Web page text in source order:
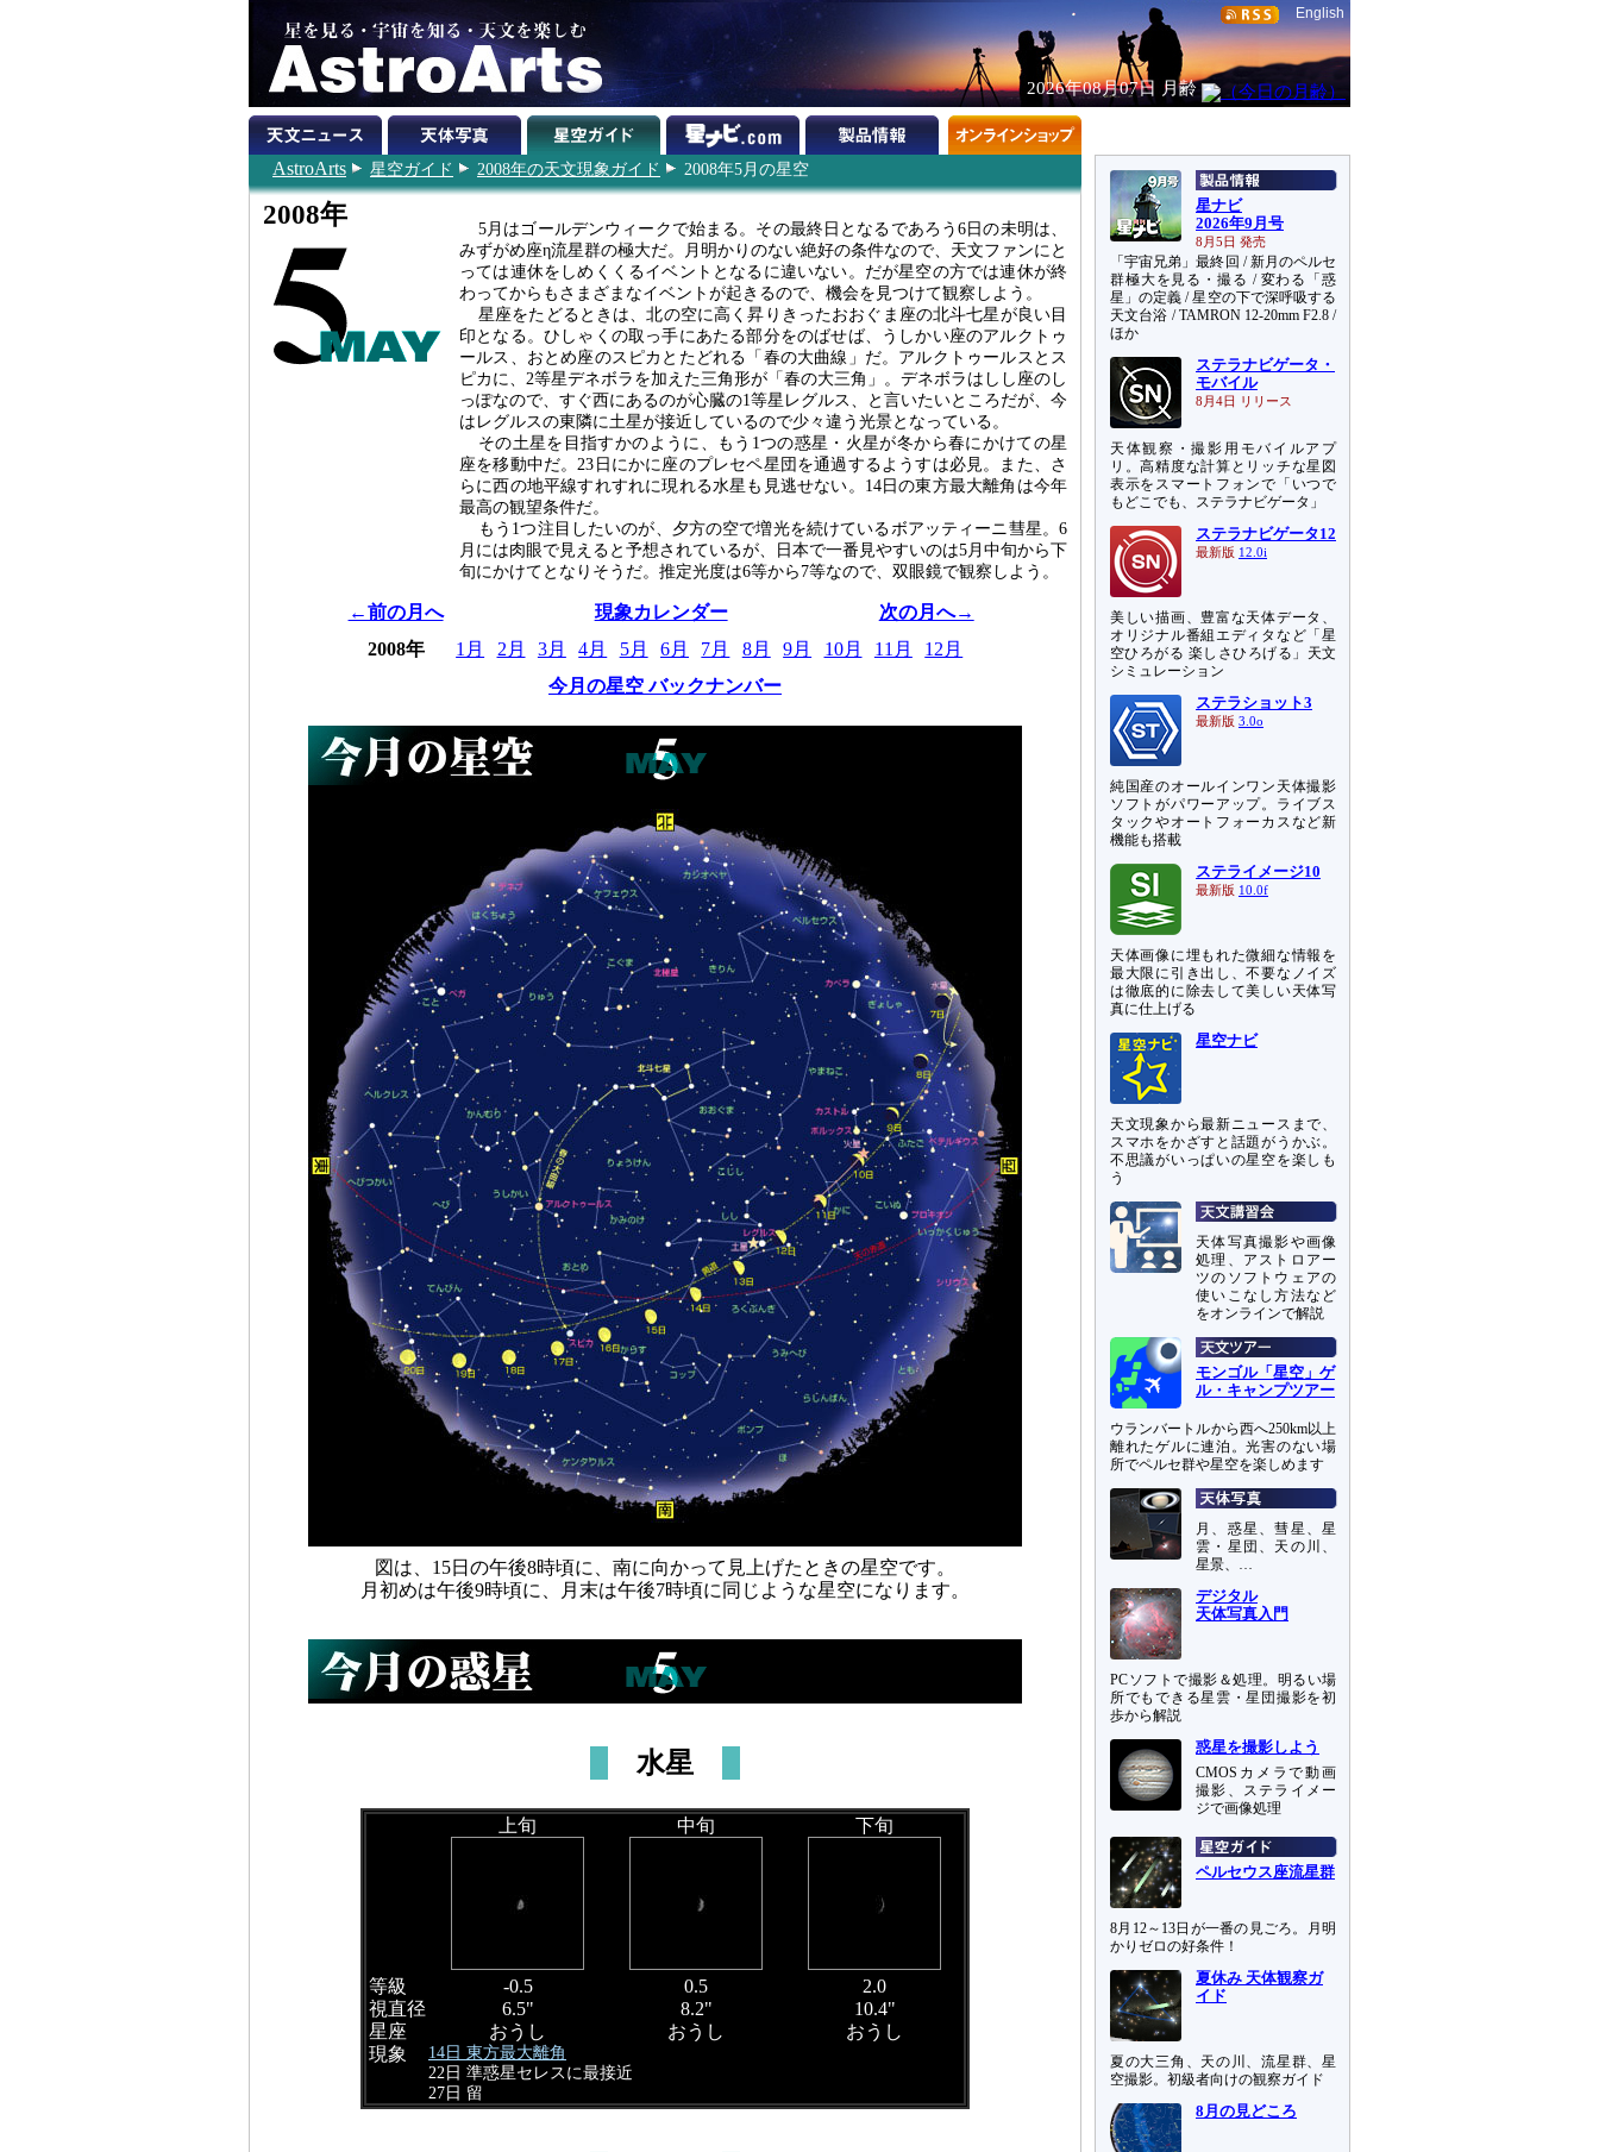
English
2026年08月07日 月齢
AstroArts 星空ガイド 2008年の天文現象ガイド 2008年5月の星空
2008年
5月はゴールデンウィークで始まる。その最終日となるであろう6日の未明は、
みずがめ座η流星群の極大だ。月明かりのない絶好の条件なので、天文ファンにと
っては連休をしめくくるイベントとなるに違いない。だが星空の方では連休が終
わってからもさまざまなイベントが起きるので、機会を見つけて観察しよう。
星座をたどるときは、北の空に高く昇りきったおおぐま座の北斗七星が良い目
印となる。ひしゃくの取っ手にあたる部分をのばせば、うしかい座のアルクトゥ
ールス、おとめ座のスピカとたどれる「春の大曲線」だ。アルクトゥールスとス
ピカに、2等星デネボラを加えた三角形が「春の大三角」。デネボラはしし座のし
っぽなので、すぐ西にあるのが心臓の1等星レグルス、と言いたいところだが、今
はレグルスの東隣に土星が接近しているので少々違う光景となっている。
その土星を目指すかのように、もう1つの惑星・火星が冬から春にかけての星
座を移動中だ。23日にかに座のプレセペ星団を通過するようすは必見。また、さ
らに西の地平線すれすれに現れる水星も見逃せない。14日の東方最大離角は今年
最高の観望条件だ。
もう1つ注目したいのが、夕方の空で増光を続けているボアッティーニ彗星。6
月には肉眼で見えると予想されているが、日本で一番見やすいのは5月中旬から下
旬にかけてとなりそうだ。推定光度は6等から7等なので、双眼鏡で観察しよう。
←前の月へ 現象カレンダー
次の月へ→
2008年
1月 2月 3月 4月 5月 6月 7月 8月 9月 10月 11月
12月
今月の星空 バックナンバー
図は、15日の午後8時頃に、南に向かって見上げたときの星空です。
月初めは午後9時頃に、月末は午後7時頃に同じような星空になります。
水星
上旬 中旬 下旬
等級 -0.5 0.5
2.0
視直径
6.5" 8.2"
10.4"
星座
おうし おうし
おうし
現象
14日 東方最大離角
22日 準惑星セレスに最接近
27日 留
星ナビ
2026年9月号
8月5日 発売
「宇宙兄弟」最終回 / 新月のペルセ
群極大を見る・撮る / 変わる「惑
星」の定義 / 星空の下で深呼吸する
天文台浴 / TAMRON 12-20mm F2.8 /
ほか
ステラナビゲータ・
モバイル
8月4日 リリース
天体観察・撮影用モバイルアプ
リ。高精度な計算とリッチな星図
表示をスマートフォンで「いつで
もどこでも、ステラナビゲータ」
ステラナビゲータ12
最新版 12.0i
美しい描画、豊富な天体データ、
オリジナル番組エディタなど「星
空ひろがる 楽しさひろげる」天文
シミュレーション
ステラショット3
最新版 3.0o
純国産のオールインワン天体撮影
ソフトがパワーアップ。ライブス
タックやオートフォーカスなど新
機能も搭載
ステライメージ10
最新版 10.0f
天体画像に埋もれた微細な情報を
最大限に引き出し、不要なノイズ
は徹底的に除去して美しい天体写
真に仕上げる
星空ナビ
天文現象から最新ニュースまで、
スマホをかざすと話題がうかぶ。
不思議がいっぱいの星空を楽しも
う
天体写真撮影や画像
処理、アストロアー
ツのソフトウェアの
使いこなし方法など
をオンラインで解説
モンゴル「星空」ゲ
ル・キャンプツアー
ウランバートルから西へ250km以上
離れたゲルに連泊。光害のない場
所でペルセ群や星空を楽しめます
月、惑星、彗星、星
雲・星団、天の川、
星景、…
デジタル
天体写真入門
PCソフトで撮影＆処理。明るい場
所でもできる星雲・星団撮影を初
歩から解説
惑星を撮影しよう
CMOSカメラで動画
撮影、ステライメー
ジで画像処理
ペルセウス座流星群
8月12～13日が一番の見ごろ。月明
かりゼロの好条件！
夏休み 天体観察ガ
イド
夏の大三角、天の川、流星群、星
空撮影。初級者向けの観察ガイド
8月の見どころ